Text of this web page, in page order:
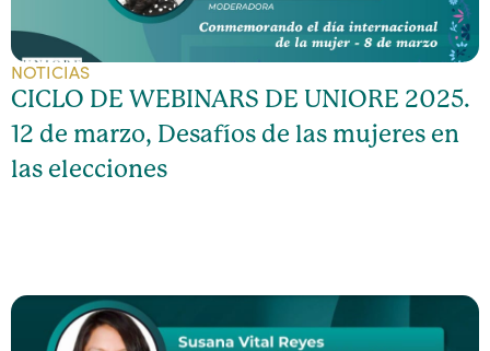
NOTICIAS
CICLO DE WEBINARS DE UNIORE 2025.
12 de marzo, Desafíos de las mujeres en
las elecciones